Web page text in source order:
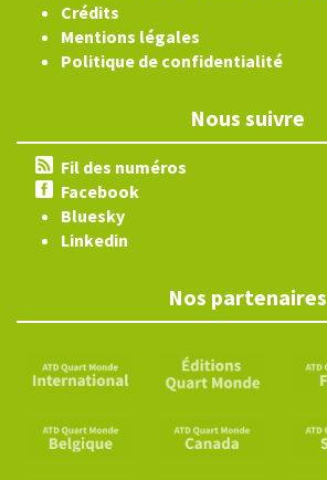
Crédits
Mentions légales
Politique de confidentialité
Nous suivre
Fil des numéros
Facebook
Bluesky
Linkedin
Nos partenaires